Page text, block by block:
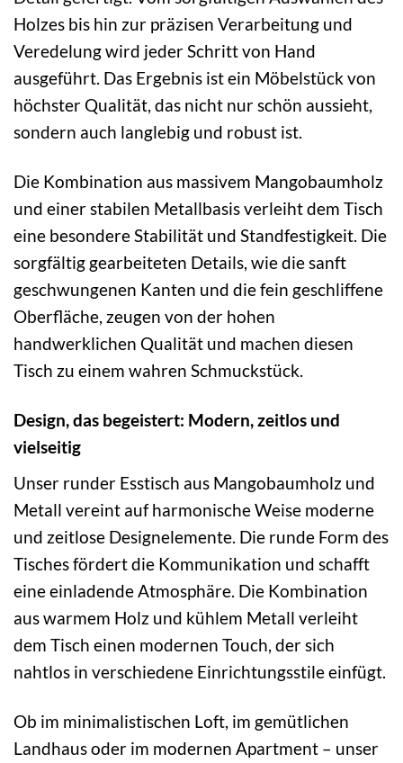
Holzes bis hin zur präzisen Verarbeitung und
Veredelung wird jeder Schritt von Hand
ausgeführt. Das Ergebnis ist ein Möbelstück von
höchster Qualität, das nicht nur schön aussieht,
sondern auch langlebig und robust ist.
Die Kombination aus massivem Mangobaumholz
und einer stabilen Metallbasis verleiht dem Tisch
eine besondere Stabilität und Standfestigkeit. Die
sorgfältig gearbeiteten Details, wie die sanft
geschwungenen Kanten und die fein geschliffene
Oberfläche, zeugen von der hohen
handwerklichen Qualität und machen diesen
Tisch zu einem wahren Schmuckstück.
Design, das begeistert: Modern, zeitlos und
vielseitig
Unser runder Esstisch aus Mangobaumholz und
Metall vereint auf harmonische Weise moderne
und zeitlose Designelemente. Die runde Form des
Tisches fördert die Kommunikation und schafft
eine einladende Atmosphäre. Die Kombination
aus warmem Holz und kühlem Metall verleiht
dem Tisch einen modernen Touch, der sich
nahtlos in verschiedene Einrichtungsstile einfügt.
Ob im minimalistischen Loft, im gemütlichen
Landhaus oder im modernen Apartment – unser